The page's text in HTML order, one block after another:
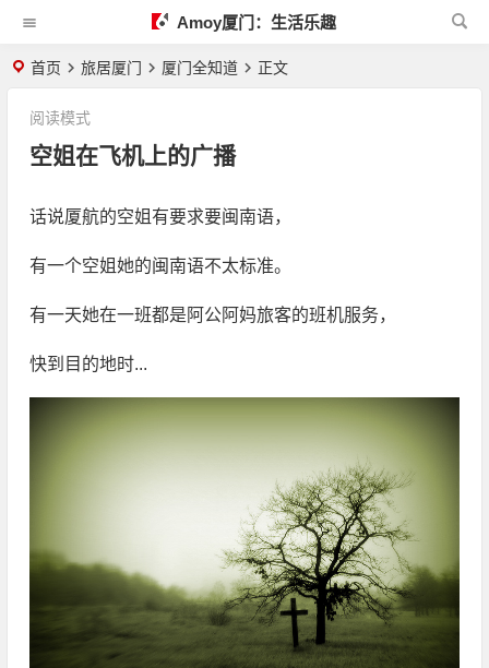
Amoy厦门：生活乐趣
首页 旅居厦门 厦门全知道 正文
空姐在飞机上的广播
阅读模式
话说厦航的空姐有要求要闽南语，
有一个空姐她的闽南语不太标准。
有一天她在一班都是阿公阿妈旅客的班机服务，
快到目的地时...